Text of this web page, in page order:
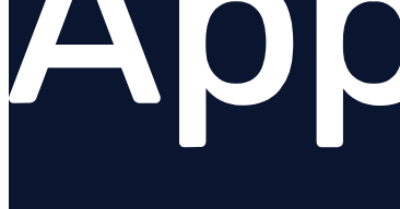
GraphQL
Knex.js
Koa.js